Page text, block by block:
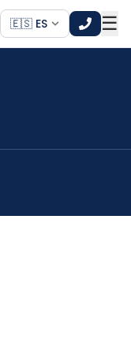
🇪🇸 ES ☰